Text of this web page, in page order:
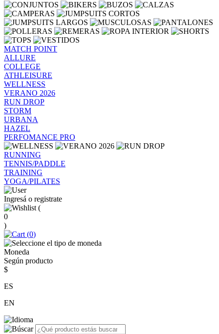
MATCH POINT
ALLURE
COLLEGE
ATHLEISURE
WELLNESS
VERANO 2026
RUN DROP
STORM
URBANA
HAZEL
PERFOMANCE PRO
RUNNING
TENNIS/PADDLE
TRAINING
YOGA/PILATES
Ingresá o registrate
(
0
)
(0)
Moneda
Según producto
$
ES
EN